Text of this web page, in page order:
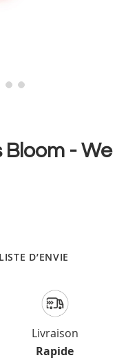
- We
D’ENVIE
Livraison
Rapide